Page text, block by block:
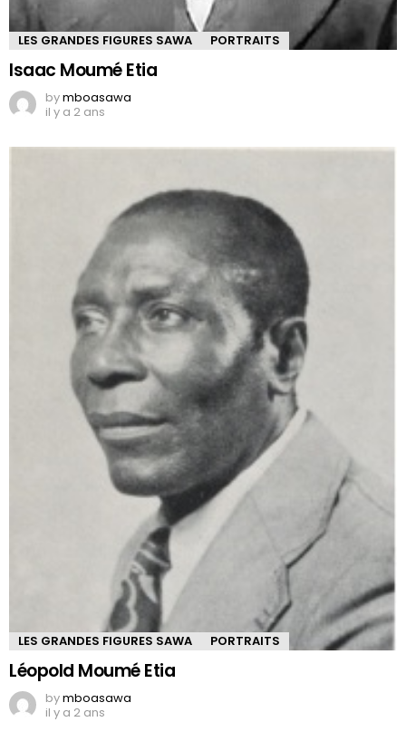
LES GRANDES FIGURES SAWA PORTRAITS
Isaac Moumé Etia
bymboasawa
il y a 2 ans
LES GRANDES FIGURES SAWA PORTRAITS
Léopold Moumé Etia
bymboasawa
il y a 2 ans